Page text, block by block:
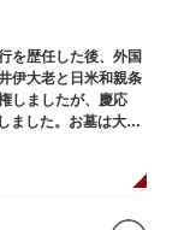
を歴任した後、外国
伊大老と日米和親条
しましたが、慶応
ました。お墓は大正